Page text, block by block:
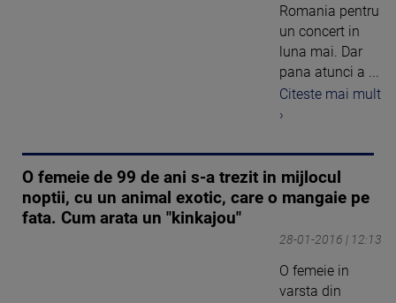
Romania pentru
un concert in
luna mai. Dar
pana atunci a ...
Citeste mai mult
›
O femeie de 99 de ani s-a trezit in mijlocul
noptii, cu un animal exotic, care o mangaie pe
fata. Cum arata un "kinkajou"
28-01-2016 | 12:13
O femeie in
varsta din